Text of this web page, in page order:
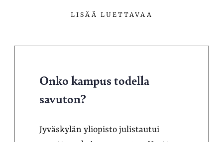
LISÄÄ LUETTAVAA
Onko kampus todella
savuton?
Jyväskylän yliopisto julistautui